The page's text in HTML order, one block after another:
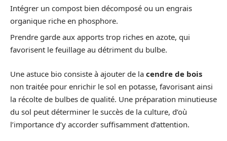
Intégrer un compost bien décomposé ou un engrais
organique riche en phosphore.
Prendre garde aux apports trop riches en azote, qui
favorisent le feuillage au détriment du bulbe.
Une astuce bio consiste à ajouter de la cendre de bois
non traitée pour enrichir le sol en potasse, favorisant ainsi
la récolte de bulbes de qualité. Une préparation minutieuse
du sol peut déterminer le succès de la culture, d’où
l’importance d’y accorder suffisamment d’attention.